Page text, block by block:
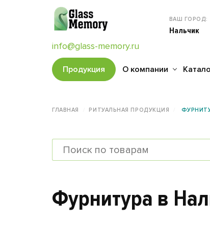
info@glass-memory.ru
ВАШ ГОРОД:
Нальчик
Продукция О компании
ГЛАВНАЯ РИТУАЛЬНАЯ ПРОДУКЦИЯ
Фурнитура в